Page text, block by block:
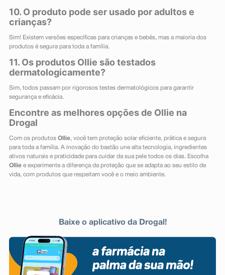
10. O produto pode ser usado por adultos e
crianças?
Sim! Existem versões específicas para crianças e bebês, mas a maioria dos
produtos é segura para toda a família.
11. Os produtos Ollie são testados
dermatologicamente?
Sim, todos passam por rigorosos testes dermatológicos para garantir
segurança e eficácia.
Encontre as melhores opções de Ollie na
Drogal
Com os produtos Ollie, você tem proteção solar eficiente, prática e segura
para toda a família. A inovação do bastão une alta tecnologia, ingredientes
ativos naturais e praticidade para cuidar da sua pele todos os dias. Escolha
Olliee experimente a diferença da proteção que se adapta ao seu estilo de
vida, com produtos que respeitam você e o meio ambiente.
Baixe o aplicativo da Drogal!